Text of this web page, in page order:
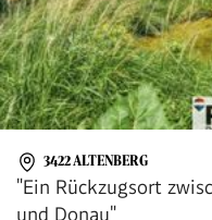
3422 ALTENBERG
"Ein Rückzugsort
und Donau"